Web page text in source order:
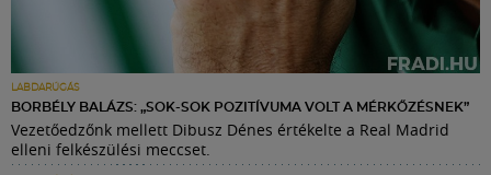
LABDARÚGÁS
BORBÉLY BALÁZS: „SOK-SOK POZITÍVUMA VOLT A MÉRKŐZÉSNEK”
Vezetőedzőnk mellett Dibusz Dénes értékelte a Real Madrid
elleni felkészülési meccset.